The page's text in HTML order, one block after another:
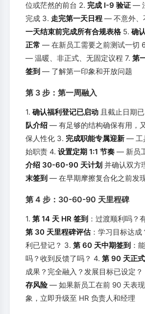
位或茫然的前台 2. 完成 I-9 验证 —
完成 3. 走完第一天日程 — 不意外、
一天结束前完成所有合规表格5. 确
正常 — 在新员工需要之前测试一切
— 温暖、非正式、无固定议程 7. 第
签到 — 了解第一印象和开放问题
第 3 步：第一周融入
1. 确认福利登记已启动 且截止日期
队介绍 — 有足够的结构确保有用，
保人性化 3. 完成职能专属迎新 — 工
始职责 4. 设置定期 1:1 节奏 — 新员
介绍 30-60-90 天计划 并确认双方
末签到 — 在早期摩擦复合化之前发
第 4 步：30-60-90 天里程碑
1. 第 14 天 HR 签到 ：过渡顺利吗？
第 30 天里程碑评估：学习目标达成
利已登记？ 3. 第 60 天中期签到 ：
吗？收到反馈了吗？ 4. 第 90 天正
成果？完全融入？发展目标已设定？
存风险— 如果新员工在前 90 天表
象，立即升级至 HR 负责人和经理